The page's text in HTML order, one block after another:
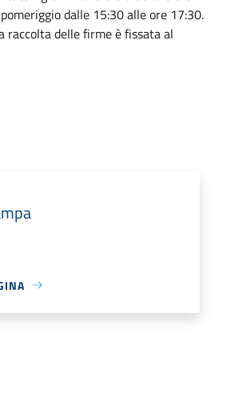
dalle 15:30 alle ore 17:30.
raccolta delle firme è fissata al